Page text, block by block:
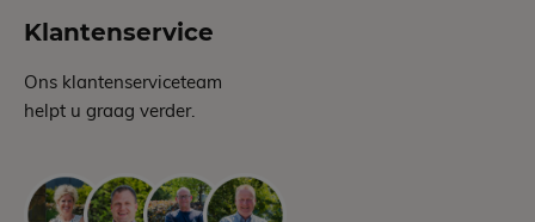
Klantenservice
Ons klantenserviceteam
helpt u graag verder.